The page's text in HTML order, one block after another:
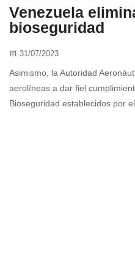
Venezuela
bioseguridad
31/07/2023
Asimismo, la Autoridad
aerolíneas a dar fiel
Bioseguridad establecidos por